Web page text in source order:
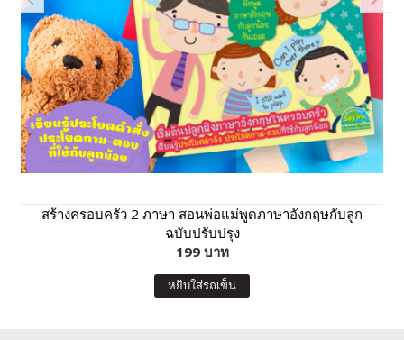
สร้างครอบครัว 2 ภาษา สอนพ่อแม่พูดภาษาอังกฤษกับลูก
ฉบับปรับปรุง
199 บาท
หยิบใส่รถเข็น